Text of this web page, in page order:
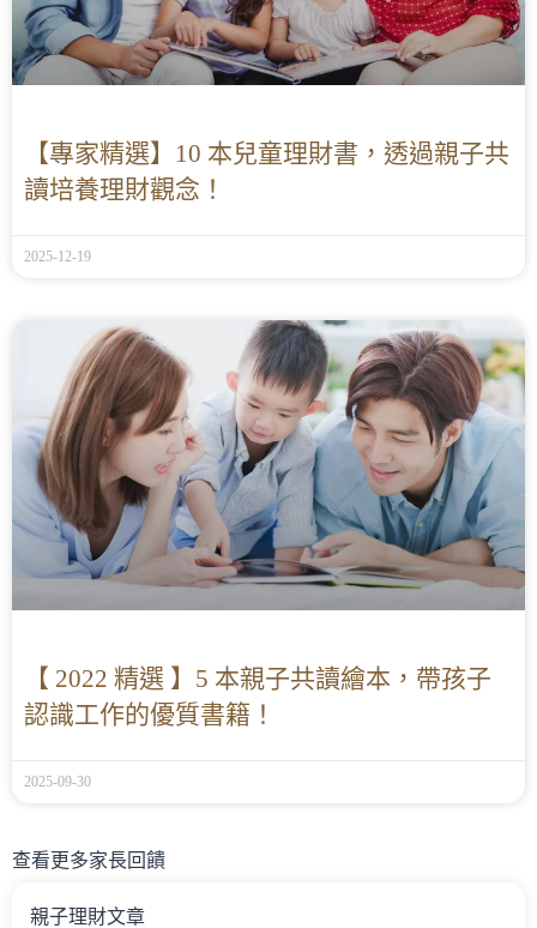
【專家精選】10 本兒童理財書，透過親子共
讀培養理財觀念！
2025-12-19
【 2022 精選 】5 本親子共讀繪本，帶孩子
認識工作的優質書籍！
2025-09-30
查看更多家長回饋
親子理財文章